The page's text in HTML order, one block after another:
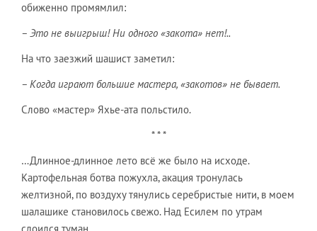
обиженно промямлил:
– Это не выигрыш! Ни одного «закота» нет!..
На что заезжий шашист заметил:
– Когда играют большие мастера, «закотов» не бывает.
Слово «мастер» Яхье-ата польстило.
* * *
…Длинное-длинное лето всё же было на исходе.
Картофельная ботва пожухла, акация тронулась
желтизной, по воздуху тянулись серебристые нити, в моем
шалашике становилось свежо. Над Есилем по утрам